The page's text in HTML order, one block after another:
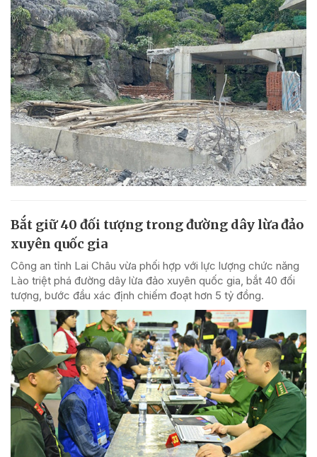
Bắt giữ 40 đối tượng trong đường dây lừa đảo
xuyên quốc gia
Công an tỉnh Lai Châu vừa phối hợp với lực lượng chức năng
Lào triệt phá đường dây lừa đảo xuyên quốc gia, bắt 40 đối
tượng, bước đầu xác định chiếm đoạt hơn 5 tỷ đồng.